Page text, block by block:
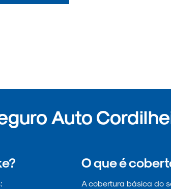
Auto
O que é
A cobertura básica do